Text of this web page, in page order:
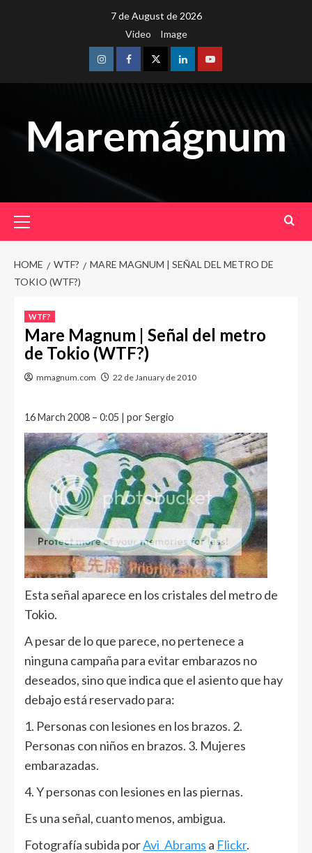
7 de August de 2026
Video
Image
InstagramFacebookTwitterLinkedinYoutube
Maremágnum
Menu
HOME WTF?
MARE MAGNUM | SEÑAL DEL METRO DE
TOKIO (WTF?)
WTF?
Mare Magnum | Señal del metro
de Tokio (WTF?)
mmagnum.com 22 de January de 2010
16 March 2008 – 0:05 | por Sergio
Esta señal aparece en los cristales del metro de
Tokio.
A pesar de lo que parece, no pertenece a
ninguna campaña para evitar embarazos no
deseados, sino que indica que el asiento que hay
debajo está reservado para:
1. Personas con lesiones en los brazos. 2.
Personas con niños en brazos. 3. Mujeres
embarazadas.
4. Y personas con lesiones en las piernas.
Es una señal, cuanto menos, ambigua.
Fotografía subida porAvi_Abrams a Flickr.